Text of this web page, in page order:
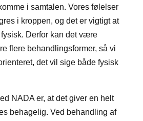
i samtalen. Vores følelser
i kroppen, og det er vigtigt at
Derfor kan det være
flere behandlingsformer, så vi
det vil sige både fysisk
NADA er, at det giver en helt
behagelig. Ved behandling af